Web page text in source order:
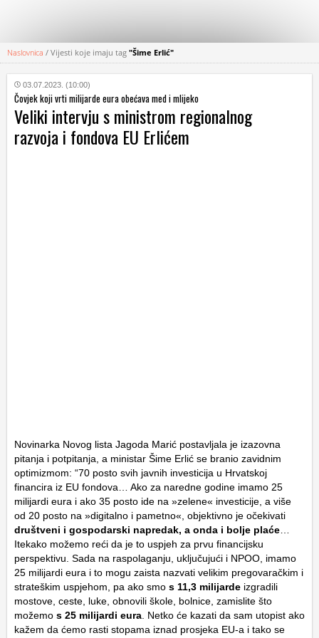
KATEGORIJE
HRVATSKI
WEB
Naslovnica / Vijesti koje imaju tag "Šime Erlić"
03.07.2023. (10:00)
Čovjek koji vrti milijarde eura obećava med i mlijeko
Veliki intervju s ministrom regionalnog
razvoja i fondova EU Erlićem
Novinarka Novog lista Jagoda Marić postavljala je izazovna
pitanja i potpitanja, a ministar Šime Erlić se branio zavidnim
optimizmom: “70 posto svih javnih investicija u Hrvatskoj
financira iz EU fondova… Ako za naredne godine imamo 25
milijardi eura i ako 35 posto ide na »zelene« investicije, a više
od 20 posto na »digitalno i pametno«, objektivno je očekivati
društveni i gospodarski napredak, a onda i bolje plaće…
Itekako možemo reći da je to uspjeh za prvu financijsku
perspektivu. Sada na raspolaganju, uključujući i NPOO, imamo
25 milijardi eura i to mogu zaista nazvati velikim pregovaračkim i
strateškim uspjehom, pa ako smo s 11,3 milijarde izgradili
mostove, ceste, luke, obnovili škole, bolnice, zamislite što
možemo s 25 milijardi eura. Netko će kazati da sam utopist ako
kažem da ćemo rasti stopama iznad prosjeka EU-a i tako se